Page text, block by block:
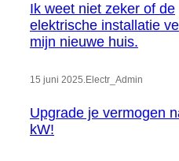
Ik weet niet zeker of de
elektrische installatie
mijn nieuwe huis.
15 juni 2025.Electr_Admin
Upgrade je vermogen
kW!